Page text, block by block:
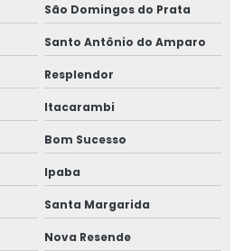
São Domingos do Prata
Santo Antônio do Amparo
Resplendor
Itacarambi
Bom Sucesso
Ipaba
Santa Margarida
Nova Resende